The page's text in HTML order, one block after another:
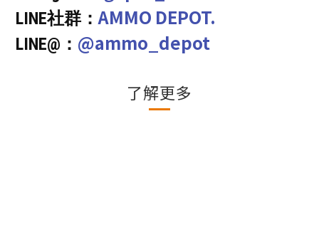
LINE社群：AMMO DEPOT.
LINE@： @ammo_depot
了解更多